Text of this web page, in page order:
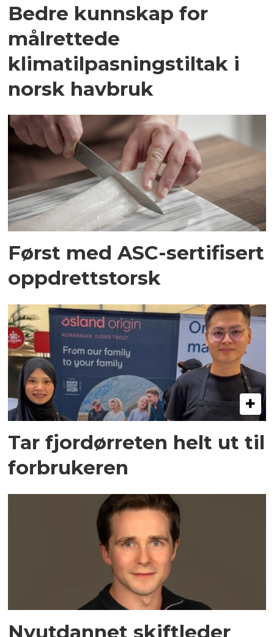
Bedre kunnskap for
målrettede
klimatilpasningstiltak i
norsk havbruk
Først med ASC-sertifisert
oppdrettstorsk
Tar fjordørreten helt ut til
forbrukeren
Nyutdannet skiftleder